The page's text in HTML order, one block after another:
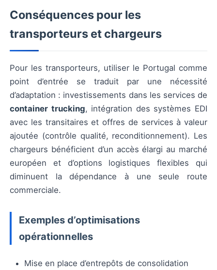
Conséquences pour les
transporteurs et chargeurs
Pour les transporteurs, utiliser le Portugal comme
point d’entrée se traduit par une nécessité
d’adaptation : investissements dans les services de
container trucking, intégration des systèmes EDI
avec les transitaires et offres de services à valeur
ajoutée (contrôle qualité, reconditionnement). Les
chargeurs bénéficient d’un accès élargi au marché
européen et d’options logistiques flexibles qui
diminuent la dépendance à une seule route
commerciale.
Exemples d’optimisations
opérationnelles
Mise en place d’entrepôts de consolidation